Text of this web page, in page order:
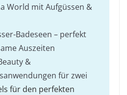
World mit Aufgüssen &
Badeseen – perfekt
Auszeiten
&
für zwei
für den perfekten